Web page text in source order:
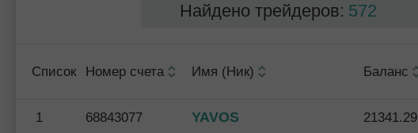
Найдено трейдеров: 572
Список Номер счета Имя (Ник) Баланс
1 68843077 YAVOS 21341.29